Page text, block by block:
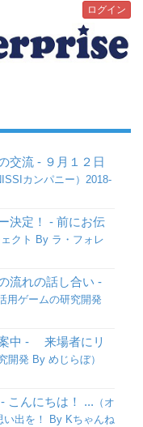
ログイン
交流 - ９月１２日
カンパニー）2018-
決定！ - 前にお伝
クト By ラ・フォレ
流れの話し合い -
用ゲームの研究開発
中 - 来場者にリ
開発 By めじらぼ）
こんにちは！ ... （オ
い出を！ By Kちゃんね